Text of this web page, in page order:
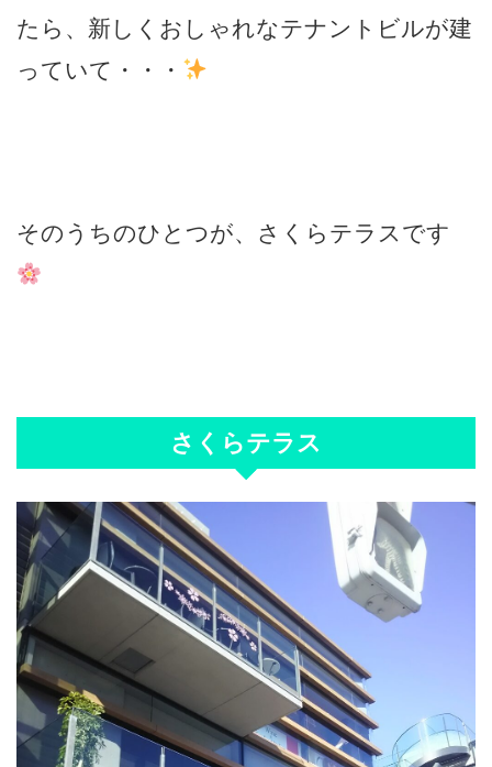
たら、新しくおしゃれなテナントビルが建
っていて・・・
そのうちのひとつが、さくらテラスです
さくらテラス